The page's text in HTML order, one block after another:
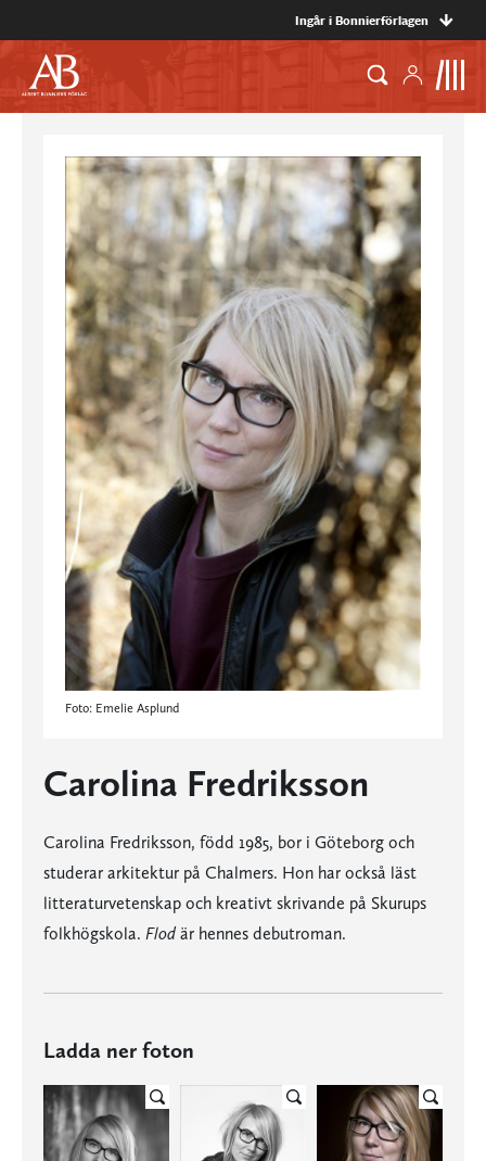
Ingår i Bonnierförlagen
Foto: Emelie Asplund
Carolina Fredriksson
Carolina Fredriksson, född 1985, bor i Göteborg och
studerar arkitektur på Chalmers. Hon har också läst
litteraturvetenskap och kreativt skrivande på Skurups
folkhögskola. Flod är hennes debutroman.
Ladda ner foton